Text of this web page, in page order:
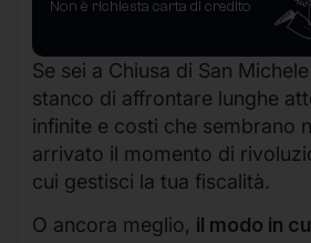
Non è richiesta carta di credito
Se sei a Chiusa di San
stanco di affrontare lunghe
infinite e costi che sembrano
arrivato il momento di
cui gestisci la tua fiscalità.
O ancora meglio, il modo in